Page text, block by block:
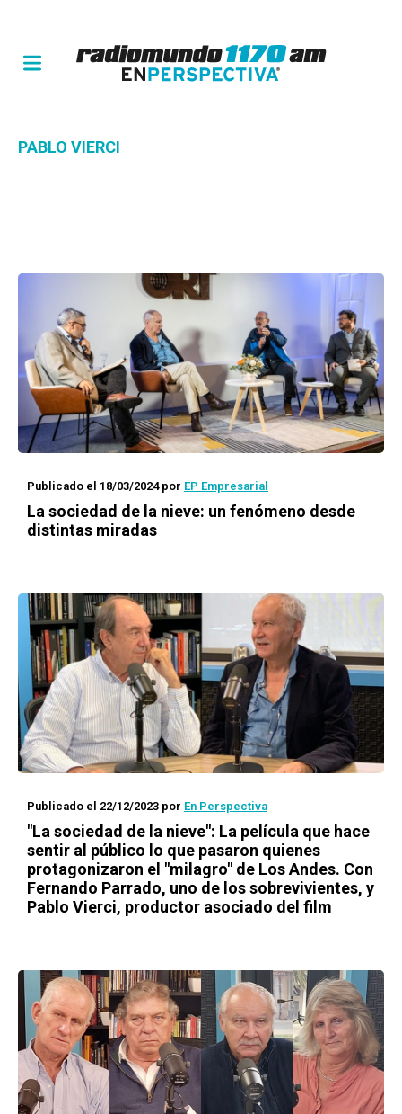
PABLO VIERCI
Publicado el 18/03/2024por EP Empresarial
La sociedad de la nieve: un fenómeno desde
distintas miradas
Publicado el 22/12/2023 por En Perspectiva
"La sociedad de la nieve": La película que hace
sentir al público lo que pasaron quienes
protagonizaron el "milagro" de Los Andes. Con
Fernando Parrado, uno de los sobrevivientes, y
Pablo Vierci, productor asociado del film